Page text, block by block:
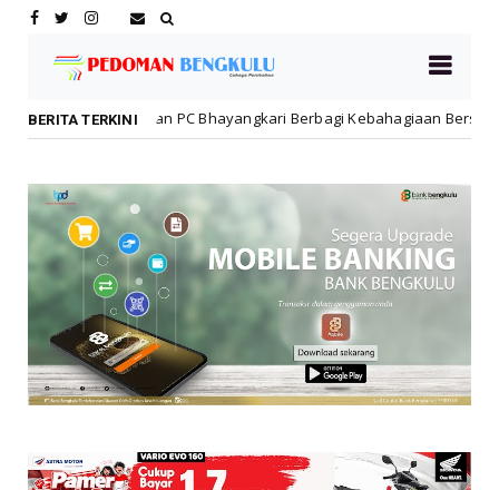
BERITA TERKINI
PC Bhayangkari Berbagi Kebahagiaan Bersama Anak Panti Asuhan